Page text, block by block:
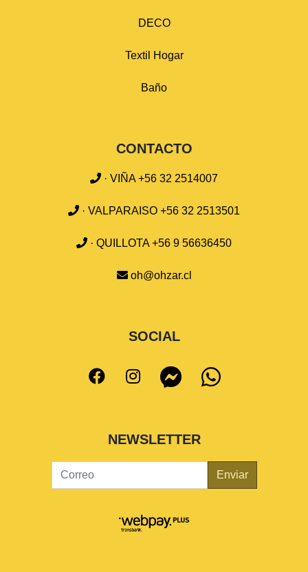
DECO
Textil Hogar
Baño
CONTACTO
· VIÑA +56 32 2514007
· VALPARAISO +56 32 2513501
· QUILLOTA +56 9 56636450
oh@ohzar.cl
SOCIAL
NEWSLETTER
Enviar